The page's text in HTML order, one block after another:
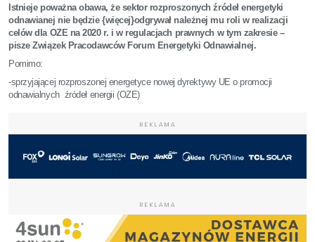
Istnieje poważna obawa, że sektor rozproszonych źródeł energetyki
odnawianej nie będzie {więcej}odgrywał należnej mu roli w realizacji
celów dla OZE na 2020 r. i w regulacjach prawnych w tym zakresie –
pisze Związek Pracodawców Forum Energetyki Odnawialnej.
Pomimo:
-sprzyjającej rozproszonej energetyce nowej dyrektywy UE o promocji
odnawialnych źródeł energii (OZE)
REKLAMA
REKLAMA